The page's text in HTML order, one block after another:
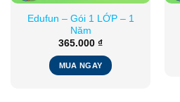
Edufun – Gói 1 LỚP – 1
Năm
365.000 ₫
MUA NGAY